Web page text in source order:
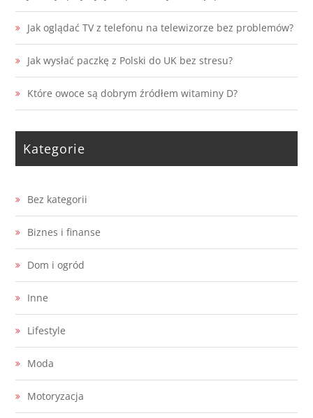
Jak oglądać TV z telefonu na telewizorze bez problemów?
Jak wysłać paczkę z Polski do UK bez stresu?
Które owoce są dobrym źródłem witaminy D?
Kategorie
Bez kategorii
Biznes i finanse
Dom i ogród
Inne
Lifestyle
Moda
Motoryzacja